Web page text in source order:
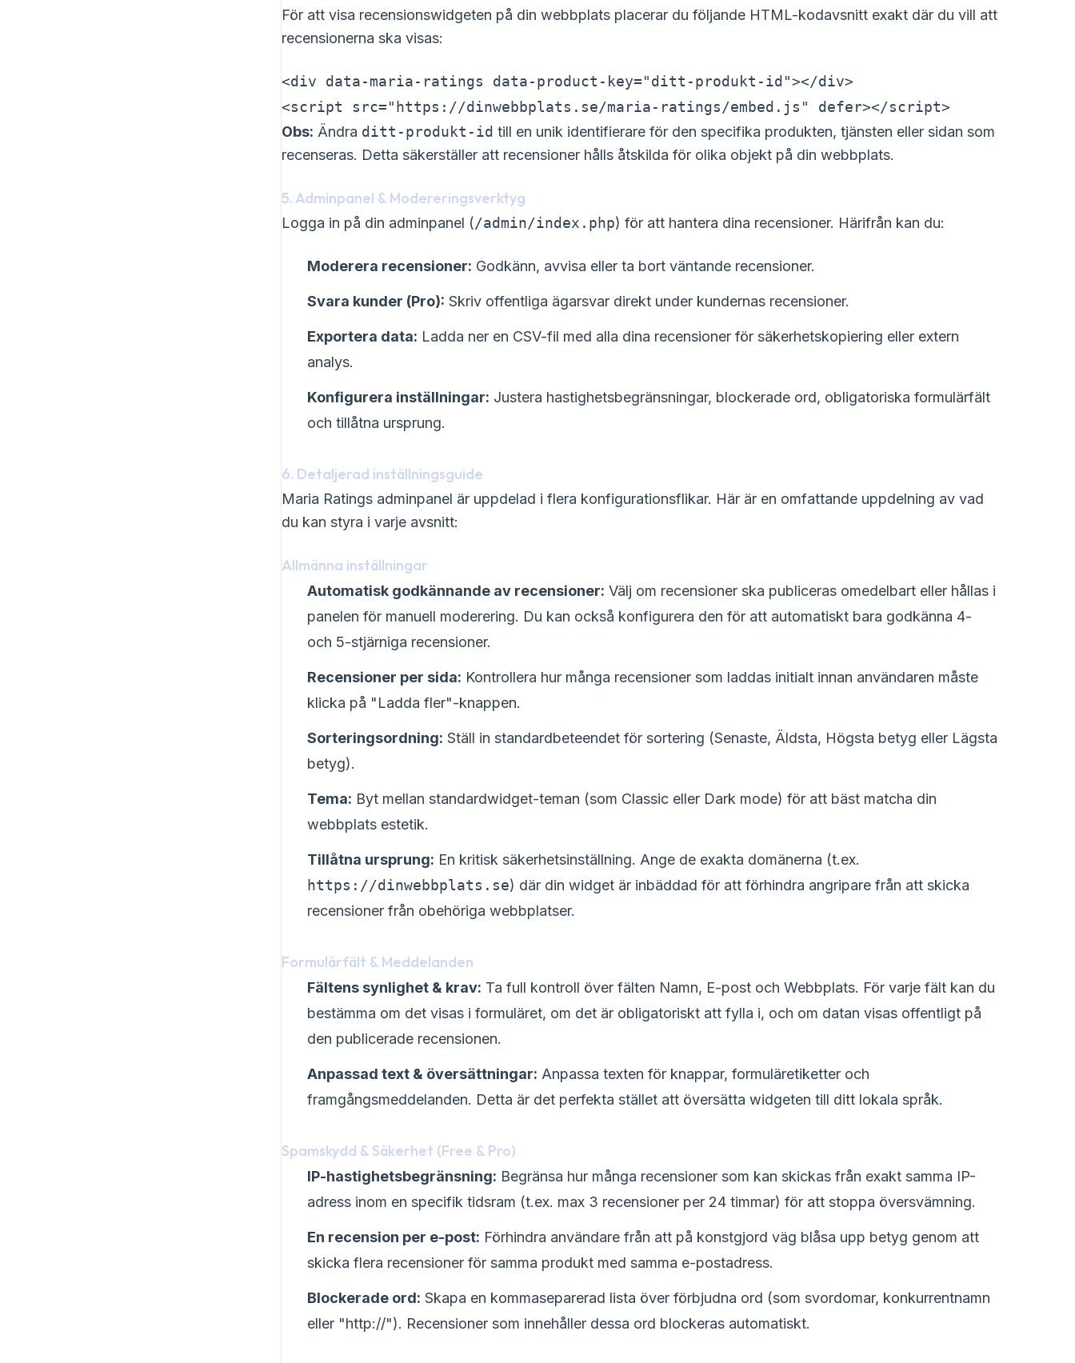
För att visa recensionswidgeten på din webbplats placerar du följande HTML-kodavsnitt exakt där du vill att
recensionerna ska visas:
<div data-maria-ratings data-product-key="ditt-produkt-id"></div>
<script src="https://dinwebbplats.se/maria-ratings/embed.js" defer></script>
Obs: Ändra ditt-produkt-id till en unik identifierare för den specifika produkten, tjänsten eller sidan som
recenseras. Detta säkerställer att recensioner hålls åtskilda för olika objekt på din webbplats.
5. Adminpanel & Modereringsverktyg
Logga in på din adminpanel (/admin/index.php) för att hantera dina recensioner. Härifrån kan du:
Moderera recensioner: Godkänn, avvisa eller ta bort väntande recensioner.
Svara kunder (Pro): Skriv offentliga ägarsvar direkt under kundernas recensioner.
Exportera data: Ladda ner en CSV-fil med alla dina recensioner för säkerhetskopiering eller extern
analys.
Konfigurera inställningar: Justera hastighetsbegränsningar, blockerade ord, obligatoriska formulärfält
och tillåtna ursprung.
6. Detaljerad inställningsguide
Maria Ratings adminpanel är uppdelad i flera konfigurationsflikar. Här är en omfattande uppdelning av vad
du kan styra i varje avsnitt:
Allmänna inställningar
Automatisk godkännande av recensioner: Välj om recensioner ska publiceras omedelbart eller hållas i
panelen för manuell moderering. Du kan också konfigurera den för att automatiskt bara godkänna 4-
och 5-stjärniga recensioner.
Recensioner per sida: Kontrollera hur många recensioner som laddas initialt innan användaren måste
klicka på "Ladda fler"-knappen.
Sorteringsordning: Ställ in standardbeteendet för sortering (Senaste, Äldsta, Högsta betyg eller Lägsta
betyg).
Tema: Byt mellan standardwidget-teman (som Classic eller Dark mode) för att bäst matcha din
webbplats estetik.
Tillåtna ursprung: En kritisk säkerhetsinställning. Ange de exakta domänerna (t.ex.
https://dinwebbplats.se) där din widget är inbäddad för att förhindra angripare från att skicka
recensioner från obehöriga webbplatser.
Formulärfält & Meddelanden
Fältens synlighet & krav: Ta full kontroll över fälten Namn, E-post och Webbplats. För varje fält kan du
bestämma om det visas i formuläret, om det är obligatoriskt att fylla i, och om datan visas offentligt på
den publicerade recensionen.
Anpassad text & översättningar: Anpassa texten för knappar, formuläretiketter och
framgångsmeddelanden. Detta är det perfekta stället att översätta widgeten till ditt lokala språk.
Spamskydd & Säkerhet (Free & Pro)
IP-hastighetsbegränsning: Begränsa hur många recensioner som kan skickas från exakt samma IP-
adress inom en specifik tidsram (t.ex. max 3 recensioner per 24 timmar) för att stoppa översvämning.
En recension per e-post: Förhindra användare från att på konstgjord väg blåsa upp betyg genom att
skicka flera recensioner för samma produkt med samma e-postadress.
Blockerade ord: Skapa en kommaseparerad lista över förbjudna ord (som svordomar, konkurrentnamn
eller "http://"). Recensioner som innehåller dessa ord blockeras automatiskt.